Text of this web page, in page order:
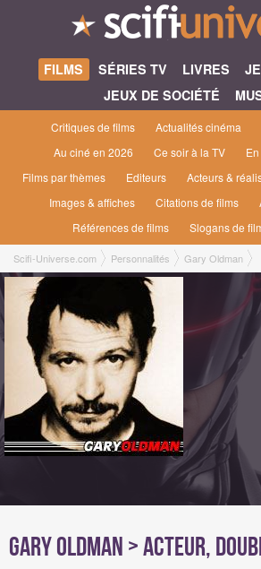
FILMS SÉRIES TV LIVRES
JEUX DE SOCIÉTÉ
Critiques de films Actualités cinéma
Au ciné en 2026
Ce soir à la TV
Films par thèmes
Editeurs Acteurs &
Images & affiches
Citations de films
Références de films
Slogans de
Scifi-Universe.com Personnalités Gary Oldman
Gary Oldman> Acteur,